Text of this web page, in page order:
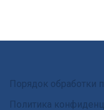
Порядок обработки
Политика